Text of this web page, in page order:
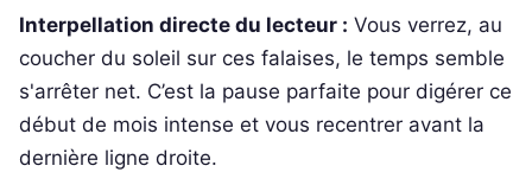
Interpellation directe du lecteur : Vous verrez, au
coucher du soleil sur ces falaises, le temps semble
s'arrêter net. C’est la pause parfaite pour digérer ce
début de mois intense et vous recentrer avant la
dernière ligne droite.